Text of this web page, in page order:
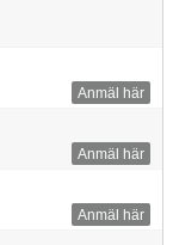
Anmäl här
Anmäl här
Anmäl här